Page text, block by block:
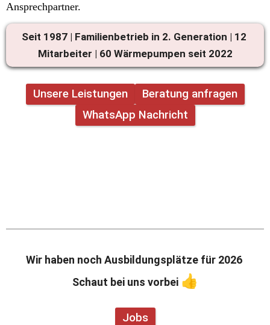
Ansprechpartner.
Seit 1987 | Familienbetrieb in 2. Generation | 12
Mitarbeiter | 60 Wärmepumpen seit 2022
Unsere Leistungen
Beratung anfragen
WhatsApp Nachricht
Wir haben noch Ausbildungsplätze für 2026
Schaut bei uns vorbei 👍
Jobs